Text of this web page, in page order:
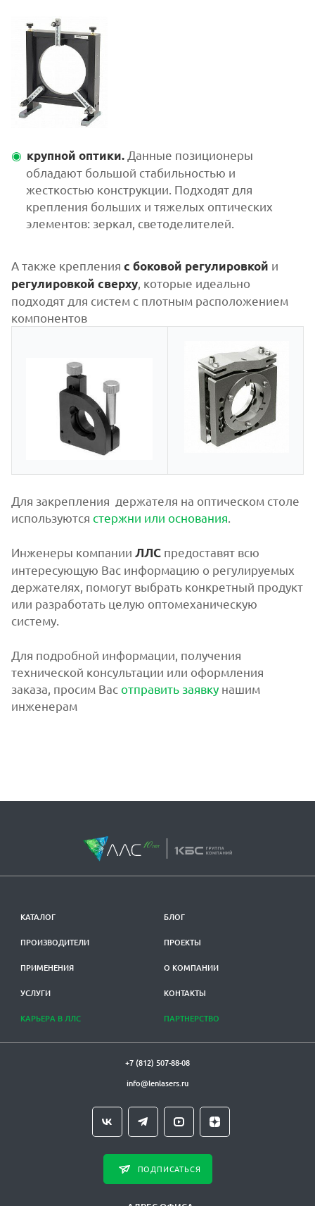
крупной оптики. Данные позиционеры
обладают большой стабильностью и
жесткостью конструкции. Подходят для
крепления больших и тяжелых оптических
элементов: зеркал, светоделителей.
А также крепления с боковой регулировкой и
регулировкой сверху , которые идеально
подходят для систем с плотным расположением
компонентов
Для закрепления держателя на оптическом столе
используются стержни или основания
Инженеры компании ЛЛС предоставят всю
интересующую Вас информацию о регулируемых
держателях, помогут выбрать конкретный продукт
или разработать целую оптомеханическую
систему.
Для подробной информации, получения
технической консультации или оформления
заказа, просим Васотправить заявку нашим
инженерам
КАТАЛОГ
ПРОИЗВОДИТЕЛИ
ПРИМЕНЕНИЯ
УСЛУГИ
КАРЬЕРА В ЛЛС
БЛОГ
ПРОЕКТЫ
О КОМПАНИИ
КОНТАКТЫ
ПАРТНЕРСТВО
+7 (812) 507-88-08
info@lenlasers.ru
ПОДПИСАТЬСЯ